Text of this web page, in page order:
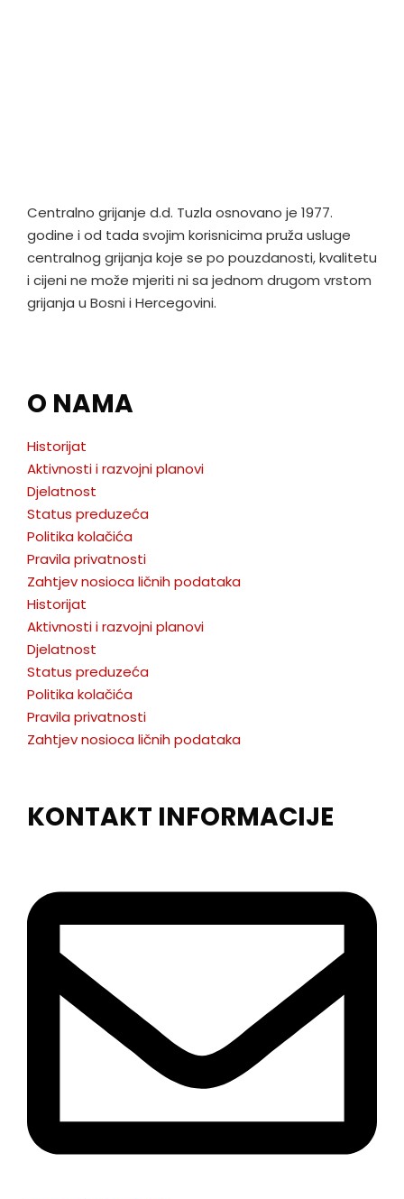
Centralno grijanje d.d. Tuzla osnovano je 1977.
godine i od tada svojim korisnicima pruža usluge
centralnog grijanja koje se po pouzdanosti, kvalitetu
i cijeni ne može mjeriti ni sa jednom drugom vrstom
grijanja u Bosni i Hercegovini.
O NAMA
Historijat
Aktivnosti i razvojni planovi
Djelatnost
Status preduzeća
Politika kolačića
Pravila privatnosti
Zahtjev nosioca ličnih podataka
Historijat
Aktivnosti i razvojni planovi
Djelatnost
Status preduzeća
Politika kolačića
Pravila privatnosti
Zahtjev nosioca ličnih podataka
KONTAKT INFORMACIJE